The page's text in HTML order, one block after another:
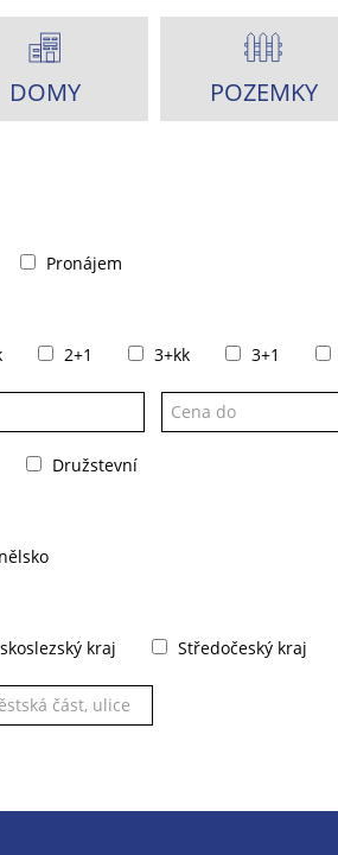
DOMY POZEMKY
Pronájem
2+1 3+kk 3+1
Družstevní
kraj Středočeský kraj